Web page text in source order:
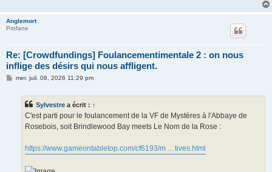
Anglemort
Profane
Re: [Crowdfundings] Foulancementimentale 2 : on nous
inflige des désirs qui nous affligent.
Mmer. juil. 08, 2026 11:29 pm
Sylvestre a écrit : ↑
C'est parti pour le foulancement de la VF de Mystères à l'Abbaye de
Rosebois, soit Brindlewood Bay meets Le Nom de la Rose :
https://www.gameontabletop.com/cf6193/m ... tives.html